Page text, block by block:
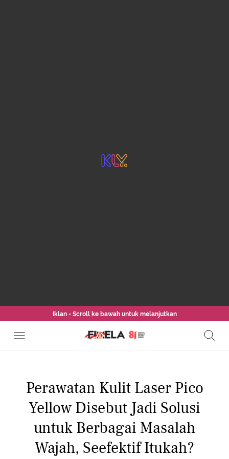
Iklan - Scroll ke bawah untuk melanjutkan
Perawatan Kulit Laser Pico
Yellow Disebut Jadi Solusi
untuk Berbagai Masalah
Wajah, Seefektif Itukah?